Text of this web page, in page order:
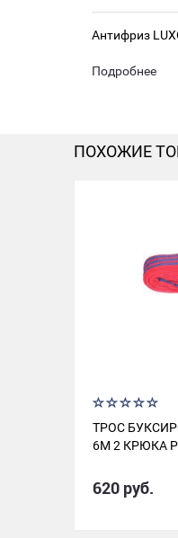
Антифриз
Подробнее
ПОХОЖИЕ
ТРОС
6М 2 КРЮКА
620 руб.